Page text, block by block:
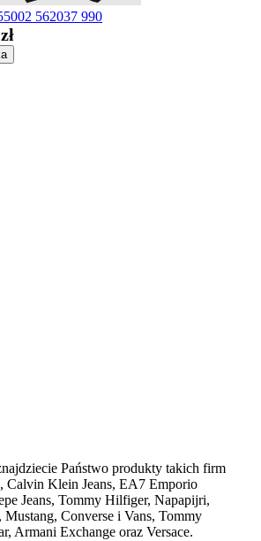
562037 990
Państwo produkty takich firm
Calvin Klein Jeans, EA7 Emporio
Jeans, Tommy Hilfiger, Napapijri,
Converse i Vans, Tommy
Armani Exchange oraz Versace.